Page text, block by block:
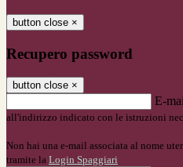
button close ×
Recupero password
button close ×
E-
all'indirizzo indicato con le istruzioni
Non hai una e-mail associata al nome
tramite la Login Spaggiari